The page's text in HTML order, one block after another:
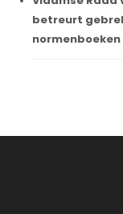
betreurt